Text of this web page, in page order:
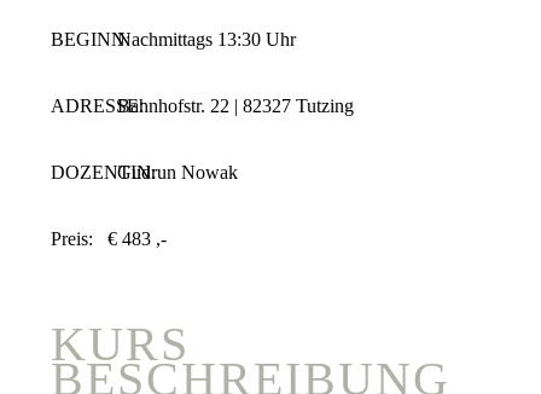
BEGINN:Nachmittags 13:30 Uhr
ADRESSE:Bahnhofstr. 22 | 82327 Tutzing
DOZENTIN:Gudrun Nowak
Preis: € 483 ,-
KURS
BESCHREIBUNG